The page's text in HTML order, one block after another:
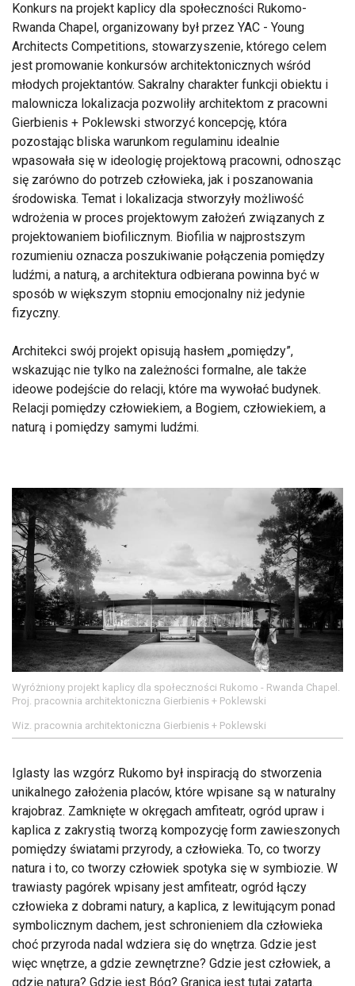
Konkurs na projekt kaplicy dla społeczności Rukomo-
Rwanda Chapel, organizowany był przez YAC - Young
Architects Competitions, stowarzyszenie, którego celem
jest promowanie konkursów architektonicznych wśród
młodych projektantów. Sakralny charakter funkcji obiektu i
malownicza lokalizacja pozwoliły architektom z pracowni
Gierbienis + Poklewski stworzyć koncepcję, która
pozostając bliska warunkom regulaminu idealnie
wpasowała się w ideologię projektową pracowni, odnosząc
się zarówno do potrzeb człowieka, jak i poszanowania
środowiska. Temat i lokalizacja stworzyły możliwość
wdrożenia w proces projektowym założeń związanych z
projektowaniem biofilicznym. Biofilia w najprostszym
rozumieniu oznacza poszukiwanie połączenia pomiędzy
ludźmi, a naturą, a architektura odbierana powinna być w
sposób w większym stopniu emocjonalny niż jedynie
fizyczny.
Architekci swój projekt opisują hasłem „pomiędzy”,
wskazując nie tylko na zależności formalne, ale także
ideowe podejście do relacji, które ma wywołać budynek.
Relacji pomiędzy człowiekiem, a Bogiem, człowiekiem, a
naturą i pomiędzy samymi ludźmi.
Wyróżniony projekt kaplicy dla społeczności Rukomo - Rwanda Chapel.
Proj. pracownia architektoniczna Gierbienis + Poklewski
Wiz. pracownia architektoniczna Gierbienis + Poklewski
Iglasty las wzgórz Rukomo był inspiracją do stworzenia
unikalnego założenia placów, które wpisane są w naturalny
krajobraz. Zamknięte w okręgach amfiteatr, ogród upraw i
kaplica z zakrystią tworzą kompozycję form zawieszonych
pomiędzy światami przyrody, a człowieka. To, co tworzy
natura i to, co tworzy człowiek spotyka się w symbiozie. W
trawiasty pagórek wpisany jest amfiteatr, ogród łączy
człowieka z dobrami natury, a kaplica, z lewitującym ponad
symbolicznym dachem, jest schronieniem dla człowieka
choć przyroda nadal wdziera się do wnętrza. Gdzie jest
więc wnętrze, a gdzie zewnętrzne? Gdzie jest człowiek, a
gdzie natura? Gdzie jest Bóg? Granica jest tutaj zatarta.